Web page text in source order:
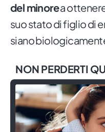
del minorea
suo stato di figlio di
siano
NON PERDERTI